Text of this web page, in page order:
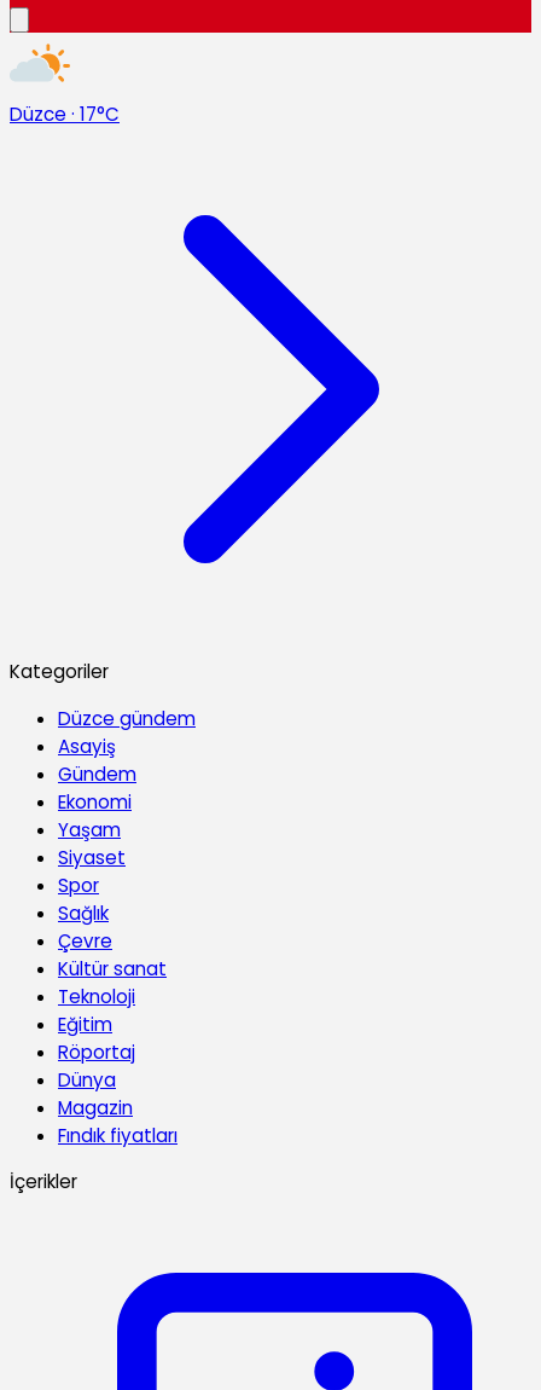
Düzce · 17°C
Kategoriler
Düzce gündem
Asayiş
Gündem
Ekonomi
Yaşam
Siyaset
Spor
Sağlık
Çevre
Kültür sanat
Teknoloji
Eğitim
Röportaj
Dünya
Magazin
Fındık fiyatları
İçerikler